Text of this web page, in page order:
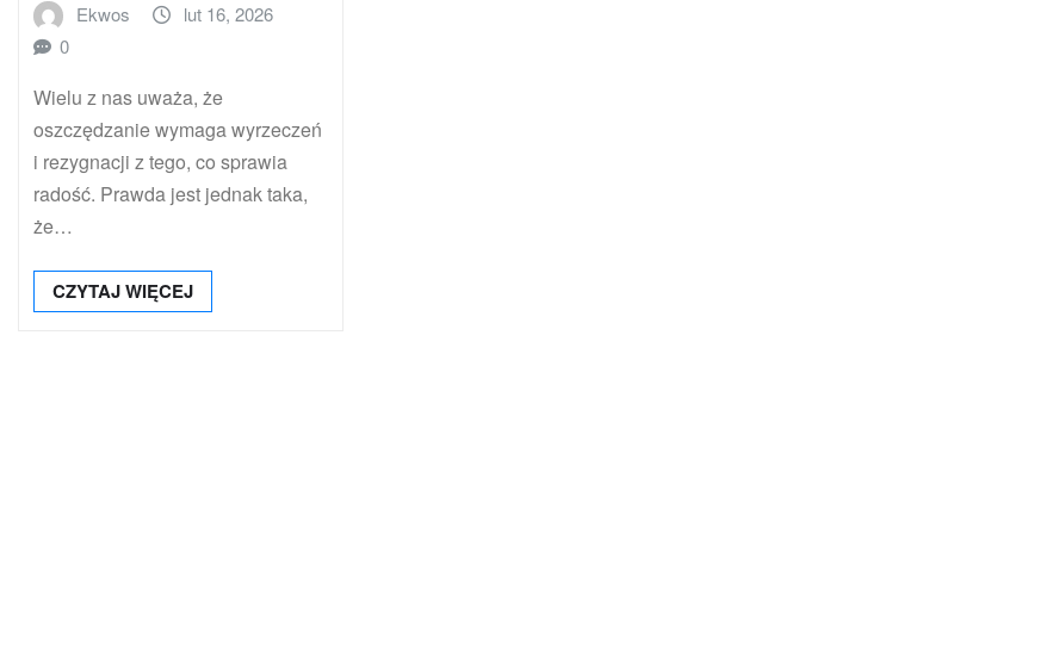
Ekwos
lut 16, 2026
0
Wielu z nas uważa, że
oszczędzanie wymaga wyrzeczeń
i rezygnacji z tego, co sprawia
radość. Prawda jest jednak taka,
że…
CZYTAJ WIĘCEJ